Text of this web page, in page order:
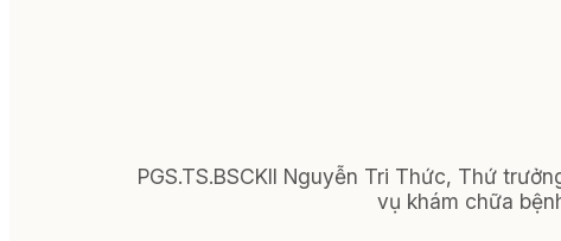
PGS.TS.BSCKII Nguyễn Tri Thức, Thứ
vụ khám chữa